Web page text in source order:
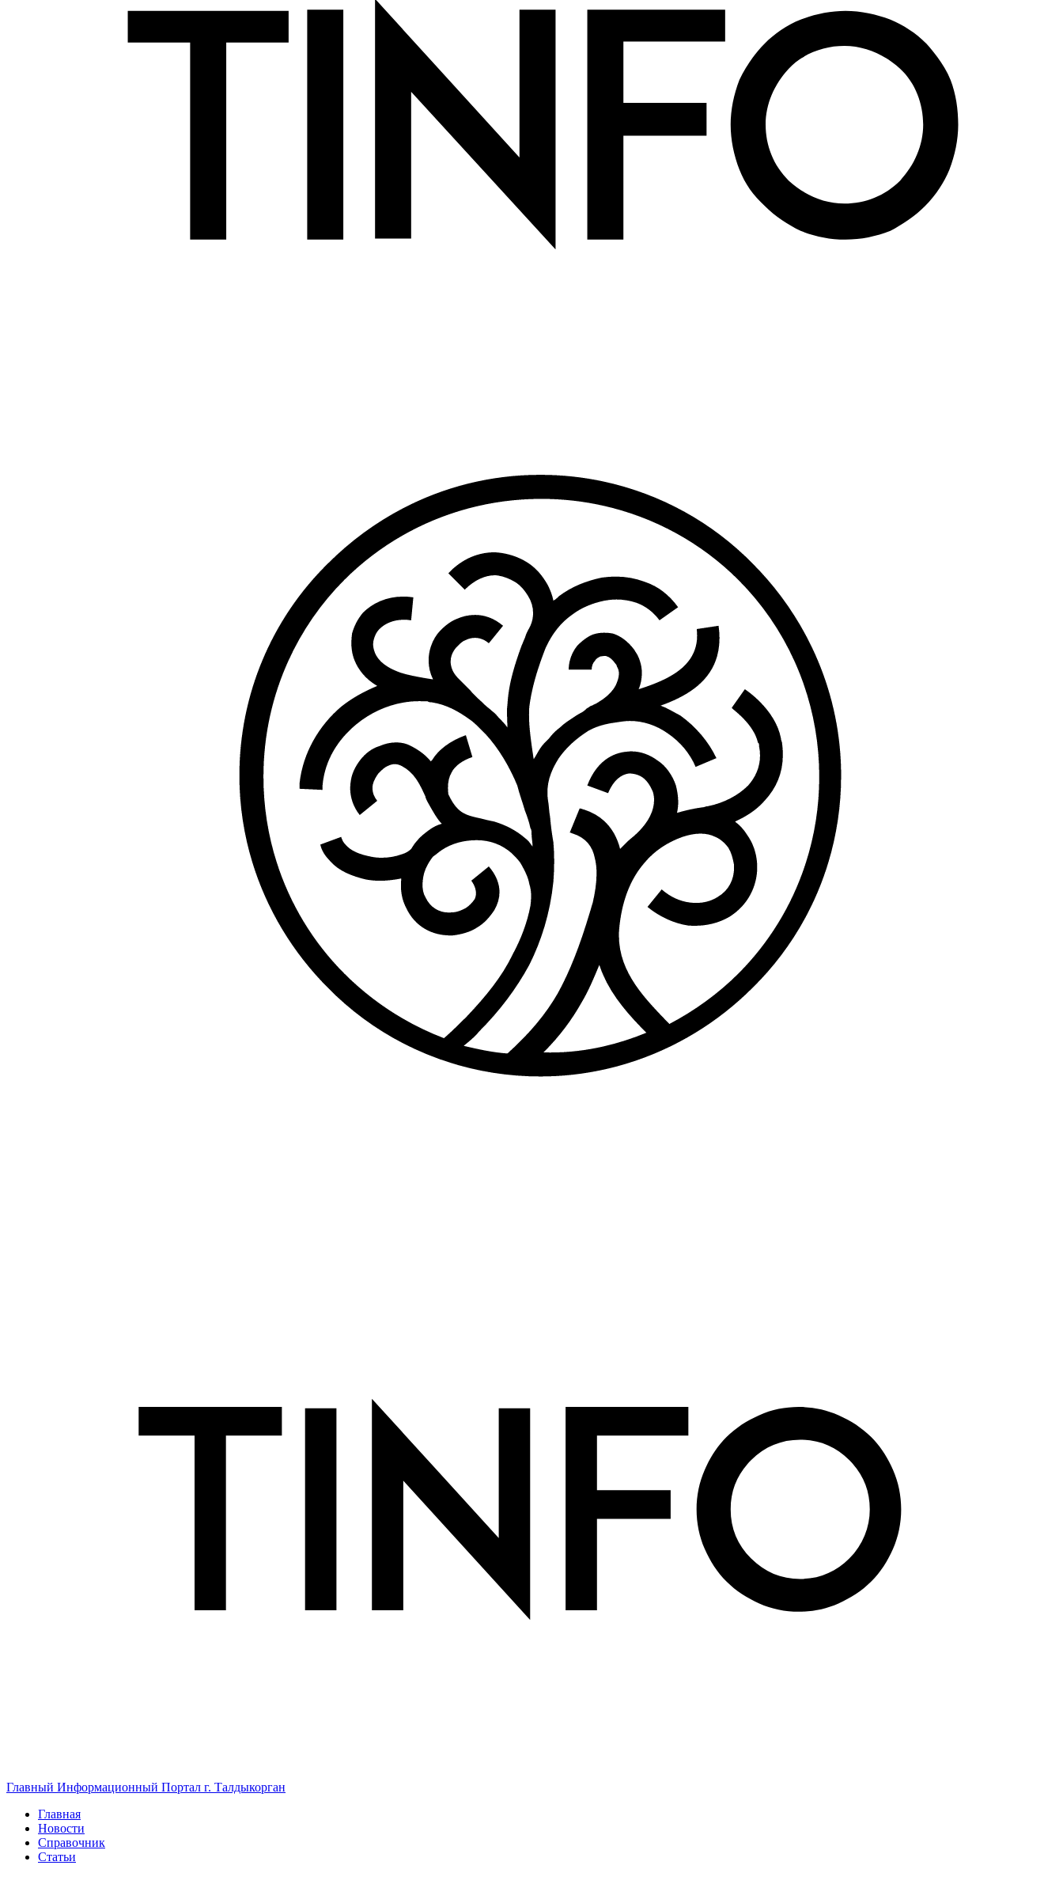
Главный Информационный Портал г. Талдыкорган
Главная
Новости
Справочник
Статьи